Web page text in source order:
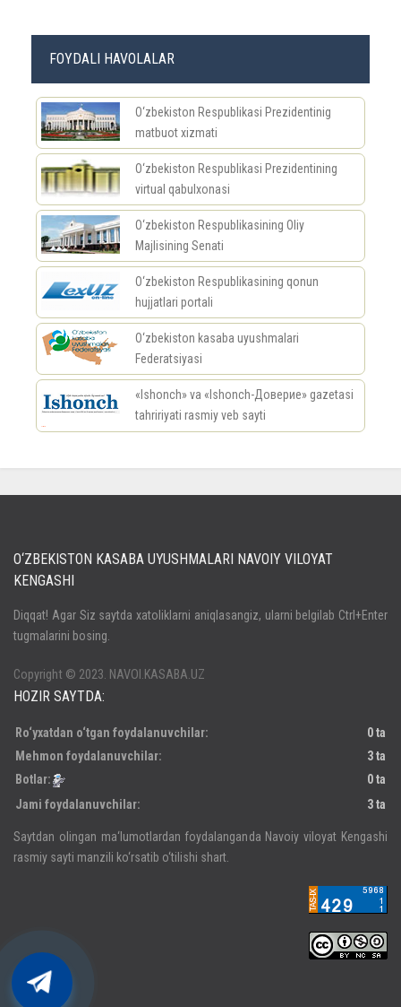
FOYDALI HAVOLALAR
O‘zbekiston Respublikasi Prezidentinig
matbuot xizmati
O‘zbekiston Respublikasi Prezidentining
virtual qabulxonasi
O‘zbekiston Respublikasining Oliy
Majlisining Senati
O‘zbekiston Respublikasining qonun
hujjatlari portali
O‘zbekiston kasaba uyushmalari
Federatsiyasi
«Ishonch» va «Ishonch-Доверие» gazetasi
tahririyati rasmiy veb sayti
Паролни унутдингизми?
O‘ZBEKISTON KASABA UYUSHMALARI NAVOIY VILOYAT
KENGASHI
Diqqat! Agar Siz saytda xatoliklarni aniqlasangiz, ularni belgilab Ctrl+Enter
tugmalarini bosing.
Copyright © 2023. NAVOI.KASABA.UZ
HOZIR SAYTDA:
Ro‘yxatdan o‘tgan foydalanuvchilar:
0 ta
Mehmon foydalanuvchilar:
3 ta
Botlar:
0 ta
Jami foydalanuvchilar:
3 ta
Saytdan olingan ma‘lumotlardan foydalanganda Navoiy viloyat Kengashi
rasmiy sayti manzili ko‘rsatib o‘tilishi shart.